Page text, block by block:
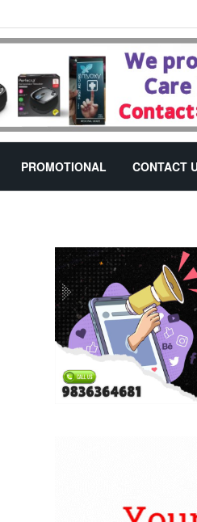
PROMOTIONAL CONTACT